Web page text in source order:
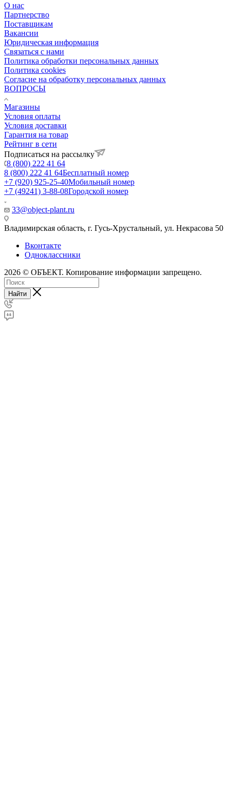
О нас
Партнерство
Поставщикам
Вакансии
Юридическая информация
Связаться с нами
Политика обработки персональных данных
Политика cookies
Согласие на обработку персональных данных
ВОПРОСЫ
Магазины
Условия оплаты
Условия доставки
Гарантия на товар
Рейтинг в сети
Подписаться на рассылку
8 (800) 222 41 64
8 (800) 222 41 64Бесплатный номер
+7 (920) 925-25-40Мобильный номер
+7 (49241) 3-88-08Городской номер
33@object-plant.ru
Владимирская область, г. Гусь-Хрустальный, ул. Некрасова 50
Вконтакте
Одноклассники
2026 © ОБЪЕКТ. Копирование информации запрещено.
Найти